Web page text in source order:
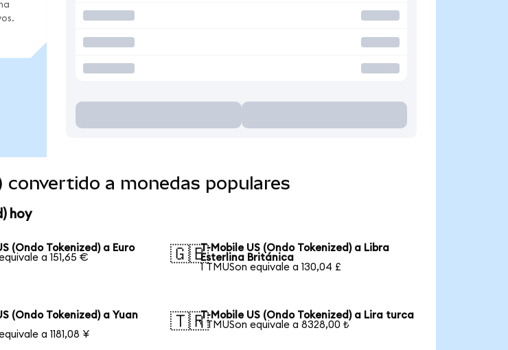
convertido a monedas populares
hoy
(Ondo Tokenized) a Euro
a 151,65 €
🇬🇧T-Mobile US (Ondo Tokenized) a Libra
Esterlina Británica
1 TMUSon equivale a 130,04 £
(Ondo Tokenized) a Yuan
a 1181,08 ¥
🇹🇷T-Mobile US (Ondo Tokenized) a Lira turca
1 TMUSon equivale a 8328,00 ₺